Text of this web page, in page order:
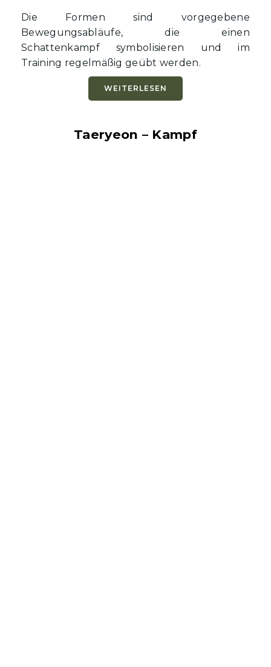
Die Formen sind vorgegebene
Bewegungsabläufe, die einen
Schattenkampf symbolisieren und im
Training regelmäßig geübt werden.
WEITERLESEN
Taeryeon – Kampf